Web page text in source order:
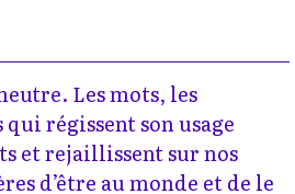
Les mots, les
régissent son usage
et rejaillissent sur nos
d’être au monde et de le